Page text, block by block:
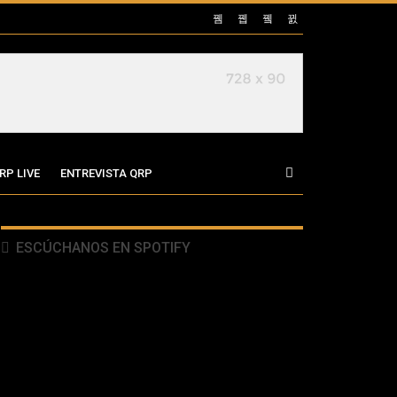
LIVE ENTREVISTA QRP
ESCÚCHANOS EN SPOTIFY